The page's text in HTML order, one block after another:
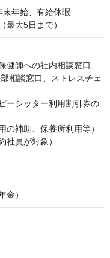
年始、有給休暇
大5日まで）
健師への社内相談窓口、
相談窓口、ストレスチェ
ーシッター利用割引券の
の補助、保養所利用等）
社員が対象）
金）